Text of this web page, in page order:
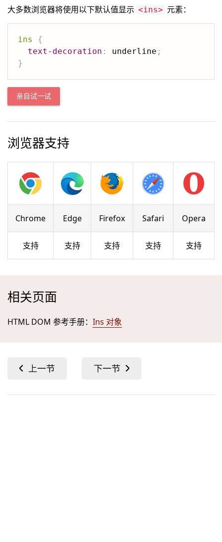
大多数浏览器将使用以下默认值显示 <ins> 元素：
ins
{
text-decoration : underline ;
}
亲自试一试
浏览器支持
Chrome Edge Firefox Safari Opera
支持 支持 支持 支持 支持
相关页面
HTML DOM 参考手册： Ins 对象